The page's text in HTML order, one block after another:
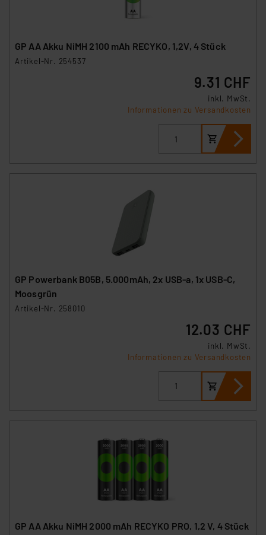
GP AA Akku NiMH 2100 mAh RECYKO, 1,2V, 4 Stück
Artikel-Nr. 254537
9.31 CHF
inkl. MwSt.
Informationen zu Versandkosten
GP Powerbank B05B, 5.000mAh, 2x USB-a, 1x USB-C,
Moosgrün
Artikel-Nr. 258010
12.03 CHF
inkl. MwSt.
Informationen zu Versandkosten
GP AA Akku NiMH 2000 mAh RECYKO PRO, 1,2 V, 4 Stück